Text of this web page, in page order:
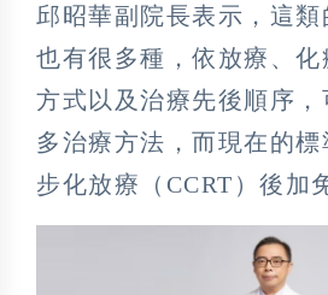
邱昭華副院長表示，這
也有很多種，依放療、
方式以及治療先後順序
多治療方法，而現在的
步化放療（CCRT）後加